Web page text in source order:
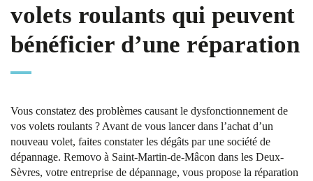
volets roulants qui peuvent
bénéficier d’une réparation
Vous constatez des problèmes causant le dysfonctionnement de
vos volets roulants ? Avant de vous lancer dans l’achat d’un
nouveau volet, faites constater les dégâts par une société de
dépannage. Removo à Saint-Martin-de-Mâcon dans les Deux-
Sèvres, votre entreprise de dépannage, vous propose la réparation